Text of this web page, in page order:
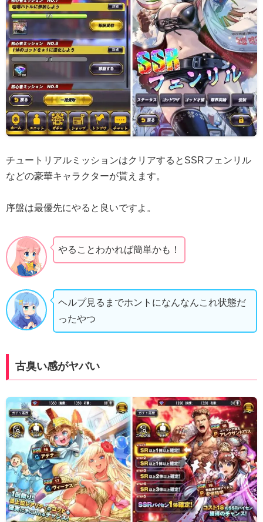
チュートリアルミッションはクリアするとSSRフェンリル
などの豪華キャラクターが貰えます。
序盤は最優先にやると良いですよ。
やることわかれば簡単かも！
ヘルプ見るまでホントになんなんこれ状態だ
ったやつ
古臭い感がヤバい